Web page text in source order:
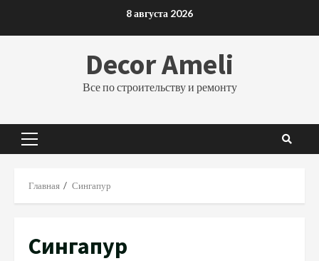
8 августа 2026
Decor Ameli
Все по строительству и ремонту
Основное
Главная Сингапур
Сингапур